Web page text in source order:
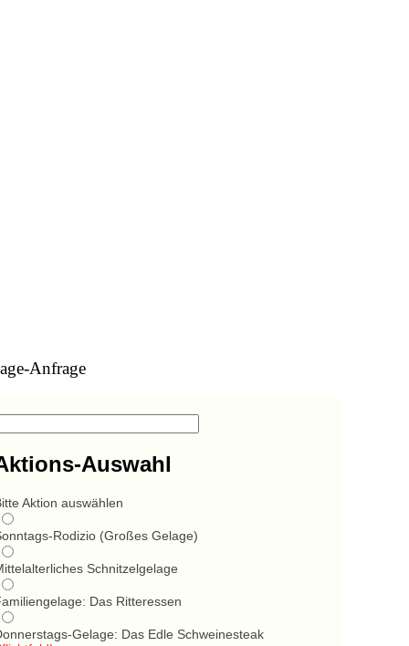
Anfrage
Auswahl
Aktion auswählen
Rodizio (Großes Gelage)
Schnitzelgelage
Das Ritteressen
Gelage: Das Edle Schweinesteak